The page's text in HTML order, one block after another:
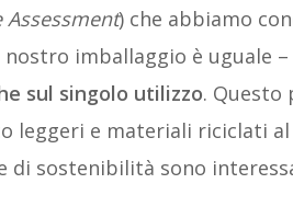
Assessment) che abbiamo
nostro imballaggio è uguale
sul singolo utilizzo. Questo
leggeri e materiali riciclati al
di sostenibilità sono